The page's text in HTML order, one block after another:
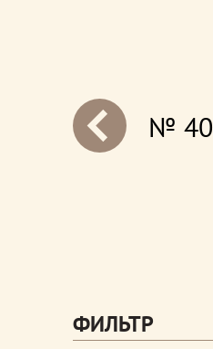
№ 40
ФИЛЬТР